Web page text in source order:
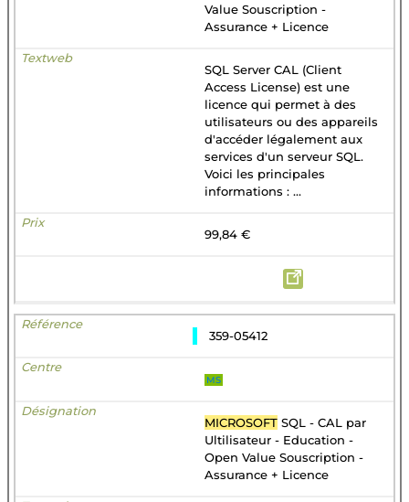
Value Souscription -
Assurance + Licence
SQL Server CAL (Client
Access License) est une
licence qui permet à des
utilisateurs ou des appareils
d'accéder légalement aux
services d'un serveur SQL.
Voici les principales
informations : ...
99,84 €
359-05412
MS
MICROSOFT SQL - CAL par
Ultilisateur - Education -
Open Value Souscription -
Assurance + Licence